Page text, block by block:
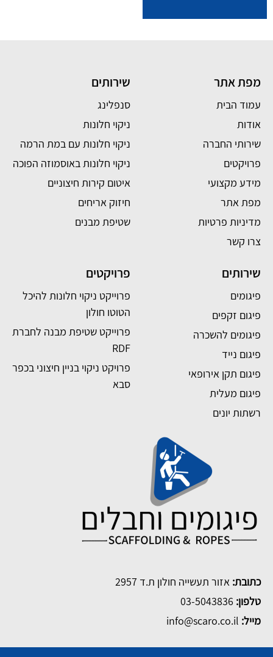
מפת אתר
עמוד הבית
אודות
שירותי החברה
פרויקטים
מידע מקצועי
מפת אתר
מדיניות פרטיות
צרו קשר
שירותים
סנפלינג
ניקוי חלונות
ניקוי חלונות עם במת הרמה
ניקוי חלונות באוסמוזה הפוכה
איטום קירות חיצוניים
חיזוק אריחים
שטיפת מבנים
שירותים
פיגומים
פיגום זקפים
פיגומים להשכרה
פיגום נייד
פיגום תקן אירופאי
פיגום מעלית
רשתות יונים
פרויקטים
פרוייקט ניקוי חלונות להיכל
הטוטו חולון
פרוייקט שטיפת מבנה לחברת
RDF
פרויקט ניקוי בניין חיצוני בכפר
סבא
כתובת: אזור תעשייה חולון ת.ד 2957
טלפון: 03-5043836
מייל: info@scaro.co.il